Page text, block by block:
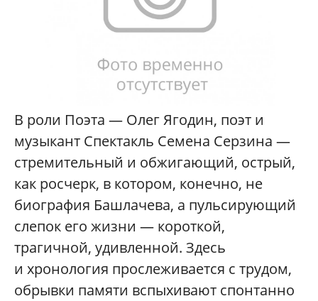
В роли Поэта — Олег Ягодин, поэт и
музыкант Спектакль Семена Серзина —
стремительный и обжигающий, острый,
как росчерк, в котором, конечно, не
биография Башлачева, а пульсирующий
слепок его жизни — короткой,
трагичной, удивленной. Здесь
и хронология прослеживается с трудом,
обрывки памяти вспыхивают спонтанно